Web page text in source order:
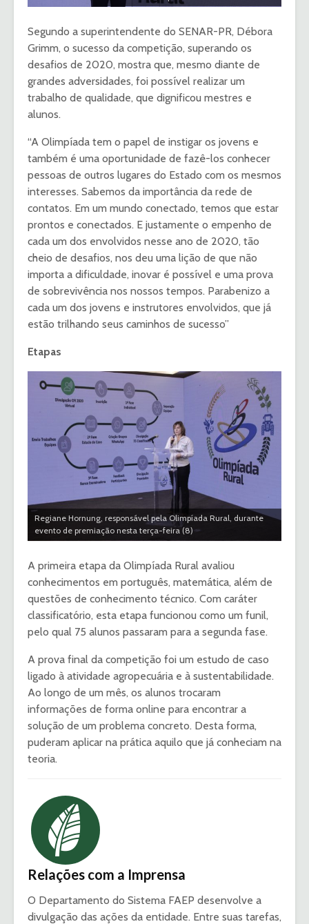
Segundo a superintendente do SENAR-PR, Débora
Grimm, o sucesso da competição, superando os
desafios de 2020, mostra que, mesmo diante de
grandes adversidades, foi possível realizar um
trabalho de qualidade, que dignificou mestres e
alunos.
“A Olimpíada tem o papel de instigar os jovens e
também é uma oportunidade de fazê-los conhecer
pessoas de outros lugares do Estado com os mesmos
interesses. Sabemos da importância da rede de
contatos. Em um mundo conectado, temos que estar
prontos e conectados. E justamente o empenho de
cada um dos envolvidos nesse ano de 2020, tão
cheio de desafios, nos deu uma lição de que não
importa a dificuldade, inovar é possível e uma prova
de sobrevivência nos nossos tempos. Parabenizo a
cada um dos jovens e instrutores envolvidos, que já
estão trilhando seus caminhos de sucesso”
Etapas
Regiane Hornung, responsável pela Olimpíada Rural, durante
evento de premiação nesta terça-feira (8)
A primeira etapa da Olimpíada Rural avaliou
conhecimentos em português, matemática, além de
questões de conhecimento técnico. Com caráter
classificatório, esta etapa funcionou como um funil,
pelo qual 75 alunos passaram para a segunda fase.
A prova final da competição foi um estudo de caso
ligado à atividade agropecuária e à sustentabilidade.
Ao longo de um mês, os alunos trocaram
informações de forma online para encontrar a
solução de um problema concreto. Desta forma,
puderam aplicar na prática aquilo que já conheciam na
teoria.
Relações com a Imprensa
O Departamento do Sistema FAEP desenvolve a
divulgação das ações da entidade. Entre suas tarefas,